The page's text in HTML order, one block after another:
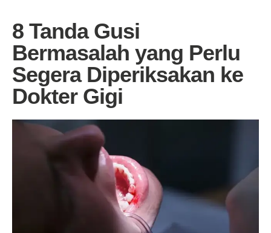
8 Tanda Gusi
Bermasalah yang Perlu
Segera Diperiksakan ke
Dokter Gigi